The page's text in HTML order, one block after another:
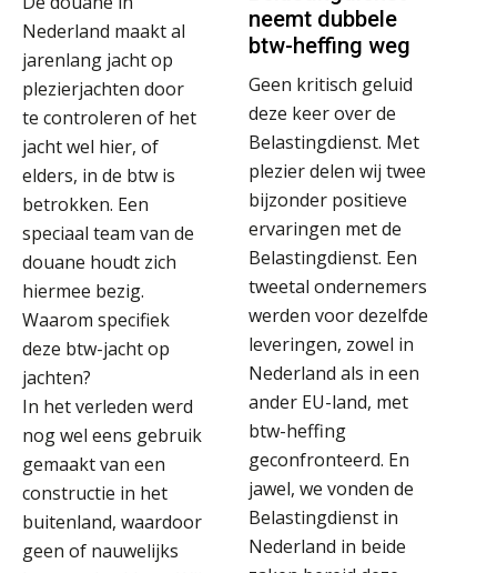
Nederland maakt al
jarenlang jacht op
plezierjachten door
te controleren of het
jacht wel hier, of
elders, in de btw is
betrokken. Een
speciaal team van de
douane houdt zich
hiermee bezig.
Waarom specifiek
deze btw-jacht op
jachten?
In het verleden werd
nog wel eens gebruik
gemaakt van een
constructie in het
buitenland, waardoor
geen of nauwelijks
neemt dubbele
btw-heffing weg
Geen kritisch geluid
deze keer over de
Belastingdienst. Met
plezier delen wij twee
bijzonder positieve
ervaringen met de
Belastingdienst. Een
tweetal ondernemers
werden voor dezelfde
leveringen, zowel in
Nederland als in een
ander EU-land, met
btw-heffing
geconfronteerd. En
jawel, we vonden de
Belastingdienst in
Nederland in beide